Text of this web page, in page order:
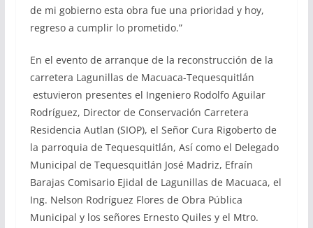
de mi gobierno esta obra fue una prioridad y hoy,
regreso a cumplir lo prometido.”
En el evento de arranque de la reconstrucción de la
carretera Lagunillas de Macuaca-Tequesquitlán
estuvieron presentes el Ingeniero Rodolfo Aguilar
Rodríguez, Director de Conservación Carretera
Residencia Autlan (SIOP), el Señor Cura Rigoberto de
la parroquia de Tequesquitlán, Así como el Delegado
Municipal de Tequesquitlán José Madriz, Efraín
Barajas Comisario Ejidal de Lagunillas de Macuaca, el
Ing. Nelson Rodríguez Flores de Obra Pública
Municipal y los señores Ernesto Quiles y el Mtro.